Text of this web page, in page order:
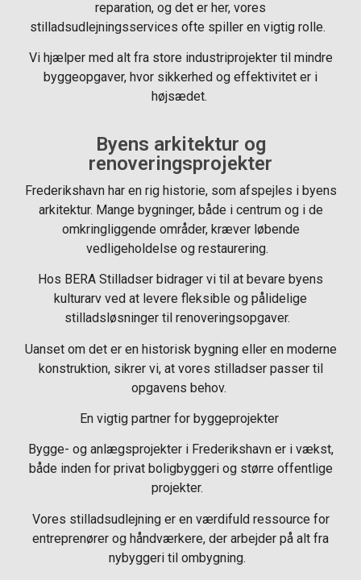
reparation, og det er her, vores
stilladsudlejningsservices ofte spiller en vigtig rolle.
Vi hjælper med alt fra store industriprojekter til mindre
byggeopgaver, hvor sikkerhed og effektivitet er i
højsædet.
Byens arkitektur og
renoveringsprojekter
Frederikshavn har en rig historie, som afspejles i byens
arkitektur. Mange bygninger, både i centrum og i de
omkringliggende områder, kræver løbende
vedligeholdelse og restaurering.
Hos BERA Stilladser bidrager vi til at bevare byens
kulturarv ved at levere fleksible og pålidelige
stilladsløsninger til renoveringsopgaver.
Uanset om det er en historisk bygning eller en moderne
konstruktion, sikrer vi, at vores stilladser passer til
opgavens behov.
En vigtig partner for byggeprojekter
Bygge- og anlægsprojekter i Frederikshavn er i vækst,
både inden for privat boligbyggeri og større offentlige
projekter.
Vores stilladsudlejning er en værdifuld ressource for
entreprenører og håndværkere, der arbejder på alt fra
nybyggeri til ombygning.